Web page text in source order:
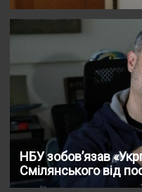
НБУ зобов’язав
Смілянського від